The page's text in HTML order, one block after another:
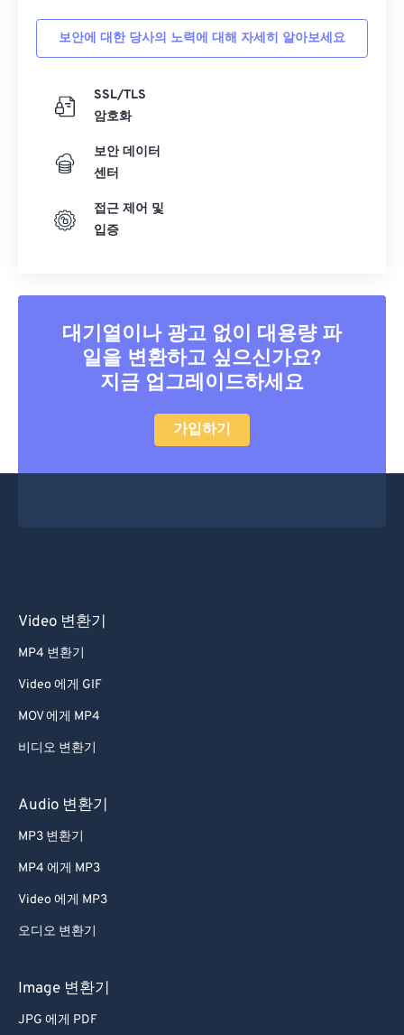
보안에 대한 당사의 노력에 대해 자세히 알아보세요
SSL/TLS
암호화
보안 데이터
센터
접근 제어 및
입증
대기열이나 광고 없이 대용량 파
일을 변환하고 싶으신가요?
지금 업그레이드하세요
가입하기
Video 변환기
MP4 변환기
Video 에게 GIF
MOV 에게 MP4
비디오 변환기
Audio 변환기
MP3 변환기
MP4 에게 MP3
Video 에게 MP3
오디오 변환기
Image 변환기
JPG 에게 PDF